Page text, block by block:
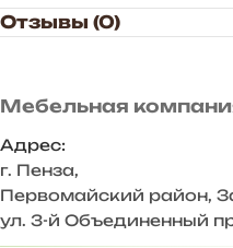
первозданном виде.
Этот гарнитур станет не
— Функциональное
— Произвольное
возможность дополнить
высоту и ширину.
— Универсальное
Отзывы (0)
Мебельная
Адрес:
г. Пенза,
Первомайский район,
ул. 3-й Объединенный